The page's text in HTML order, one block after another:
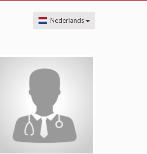
Nederlands